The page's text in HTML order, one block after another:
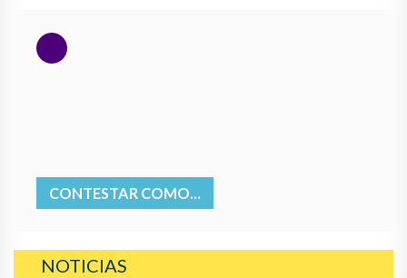
CONTESTAR COMO...
NOTICIAS